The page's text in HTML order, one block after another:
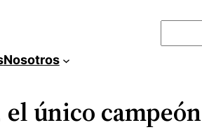
Nosotros
único campeón